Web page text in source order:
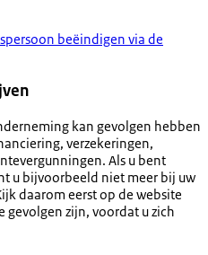
beëindigen via de
kan gevolgen hebben
verzekeringen,
Als u bent
u bijvoorbeeld niet meer bij uw
daarom eerst op de website
gevolgen zijn, voordat u zich